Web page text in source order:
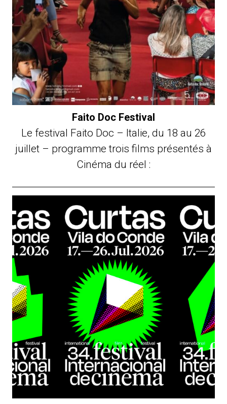
Faito Doc Festival
Le festival Faito Doc – Italie, du 18 au 26
juillet – programme trois films présentés à
Cinéma du réel :